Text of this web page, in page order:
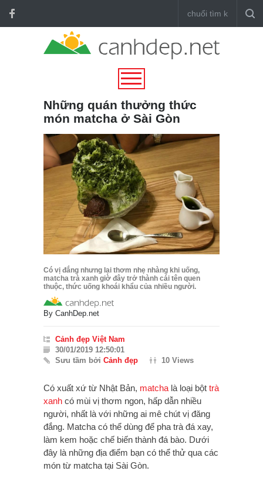
Những quán thưởng thức
món matcha ở Sài Gòn
Có vị đắng nhưng lại thơm nhẹ nhàng khi uống,
matcha trà xanh giờ đây trở thành cái tên quen
thuộc, thức uống khoái khẩu của nhiều người.
By CanhDep.net
Cảnh đẹp Việt Nam
30/01/2019 12:50:01
Sưu tầm bởi Cảnh đẹp 10 Views
Có xuất xứ từ Nhật Bản, matcha là loại bột trà
xanh có mùi vị thơm ngon, hấp dẫn nhiều
người, nhất là với những ai mê chút vị đăng
đắng. Matcha có thể dùng để pha trà đá xay,
làm kem hoặc chế biến thành đá bào. Dưới
đây là những địa điểm bạn có thể thử qua các
món từ matcha tại Sài Gòn.